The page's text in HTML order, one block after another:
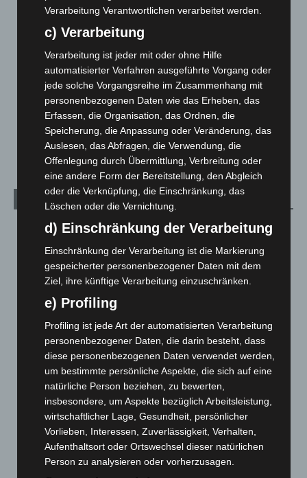
Hannover und Region
Langenhagen und Ortsteile
Leserbriefe
Menschen
Über uns
Veranstaltungen
August 2026(14)
Juli 2026(73)
Juni 2026(139)
April 2026 (99)
März 2026(115)
Februar 2026(109)
Januar 2026(122)
Dezember 2025 (103)
November 2025(114)
Oktober 2025(112)
September 2025
(93)
Verarbeitung Verantwortlichen verarbeitet werden.
c) Verarbeitung
Verarbeitung ist jeder mit oder ohne Hilfe
automatisierter Verfahren ausgeführte Vorgang oder
jede solche Vorgangsreihe im Zusammenhang mit
personenbezogenen Daten wie das Erheben, das
Erfassen, die Organisation, das Ordnen, die
Speicherung, die Anpassung oder Veränderung, das
Auslesen, das Abfragen, die Verwendung, die
Offenlegung durch Übermittlung, Verbreitung oder
eine andere Form der Bereitstellung, den Abgleich
oder die Verknüpfung, die Einschränkung, das
Löschen oder die Vernichtung.
d) Einschränkung der Verarbeitung
Einschränkung der Verarbeitung ist die Markierung
gespeicherter personenbezogener Daten mit dem
Ziel, ihre künftige Verarbeitung einzuschränken.
e) Profiling
Profiling ist jede Art der automatisierten Verarbeitung
personenbezogener Daten, die darin besteht, dass
diese personenbezogenen Daten verwendet werden,
um bestimmte persönliche Aspekte, die sich auf eine
natürliche Person beziehen, zu bewerten,
insbesondere, um Aspekte bezüglich Arbeitsleistung,
wirtschaftlicher Lage, Gesundheit, persönlicher
Vorlieben, Interessen, Zuverlässigkeit, Verhalten,
Aufenthaltsort oder Ortswechsel dieser natürlichen
Person zu analysieren oder vorherzusagen.